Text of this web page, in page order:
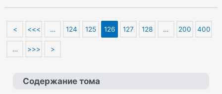
< <<< … 124 125 126 127 128 … 200 400
… >>> >
Содержание тома